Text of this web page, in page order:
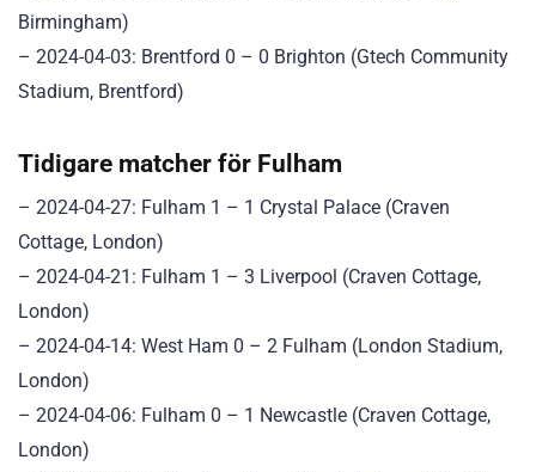
Birmingham)
– 2024-04-03: Brentford 0 – 0 Brighton (Gtech Community
Stadium, Brentford)
Tidigare matcher för Fulham
– 2024-04-27: Fulham 1 – 1 Crystal Palace (Craven
Cottage, London)
– 2024-04-21: Fulham 1 – 3 Liverpool (Craven Cottage,
London)
– 2024-04-14: West Ham 0 – 2 Fulham (London Stadium,
London)
– 2024-04-06: Fulham 0 – 1 Newcastle (Craven Cottage,
London)